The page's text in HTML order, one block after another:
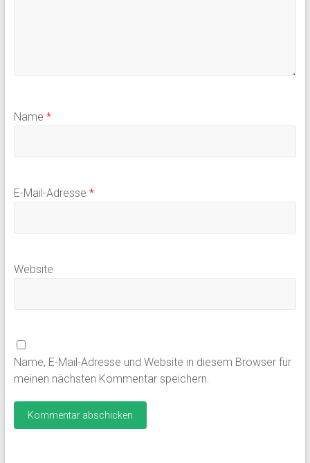
Name *
E-Mail-Adresse *
Website
Name, E-Mail-Adresse und Website in diesem Browser für
meinen nächsten Kommentar speichern.